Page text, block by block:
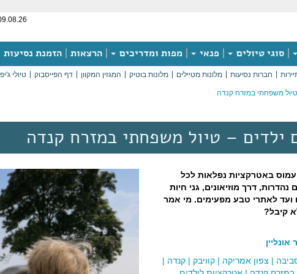
סוגי טיולים פנאי מפות ומדריכים הרצאות הזמנת נסיעות
חברות נסיעות מלונות מטיילים מלונות בוטיק המגזין המקוון דף הפייסבוק טיולי
משפחתי במזרח קנדה
ילדים – טיול משפחתי במזרח קנדה
באטרקציות נפלאות לכל
דרך מוזיאונים, גני חיות
ועד לאתרי טבע מפעימים. מי אמר
קיבל?
| צפון אמריקה | קוויבק| קנדה |